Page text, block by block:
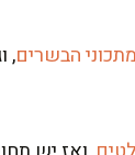
הבשרים,